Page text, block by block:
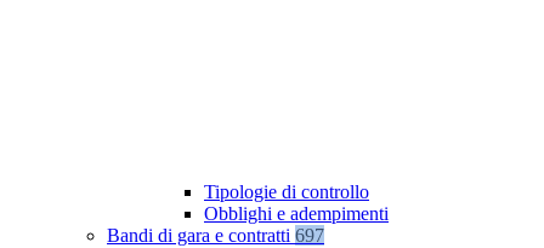
Tipologie di controllo
Obblighi e adempimenti
Bandi di gara e contratti 697